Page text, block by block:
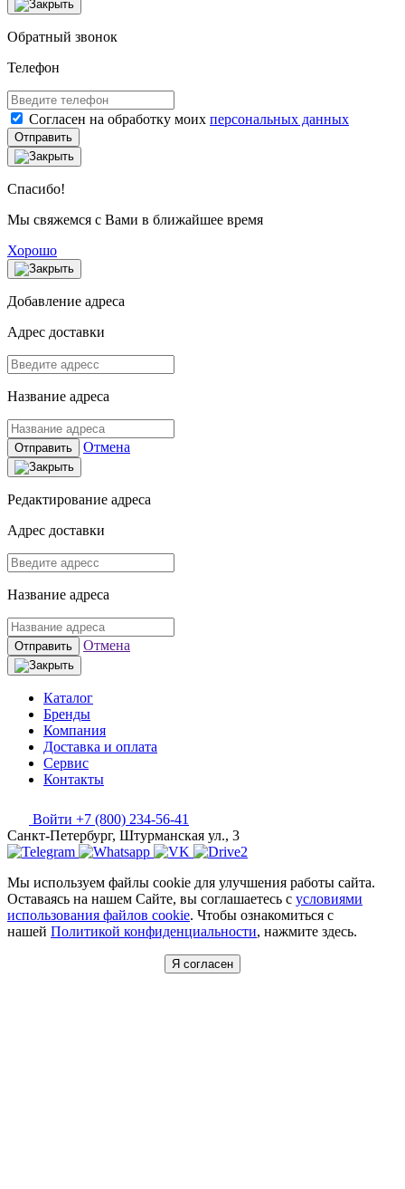
Обратный звонок
Телефон
Согласен на обработку моих персональных данных
Отправить
Спасибо!
Мы свяжемся с Вами в ближайшее время
Хорошо
Добавление адреса
Адрес доставки
Название адреса
Отправить Отмена
Редактирование адреса
Адрес доставки
Название адреса
Отправить Отмена
Каталог
Бренды
Компания
Доставка и оплата
Сервис
Контакты
Войти +7 (800) 234-56-41
Санкт-Петербург, Штурманская ул., 3
Мы используем файлы cookie для улучшения работы сайта.
Оставаясь на нашем Сайте, вы соглашаетесь с условиями
использования файлов cookie. Чтобы ознакомиться с
нашей Политикой конфиденциальности, нажмите здесь.
Я согласен